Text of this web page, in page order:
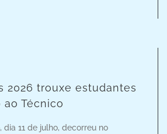
2026 trouxe estudantes
Técnico
dia 11 de julho, decorreu no